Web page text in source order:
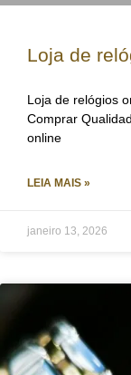
Loja de
Loja de relógios
Comprar
online
LEIA MAIS »
janeiro 13, 2026